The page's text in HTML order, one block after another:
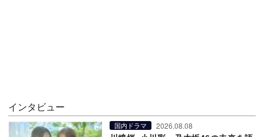
インタビュー
国内ドラマ 2026.08.08